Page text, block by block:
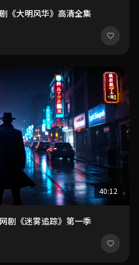
《大明风华》高清全集
40:12
剧《迷雾追踪》第一季